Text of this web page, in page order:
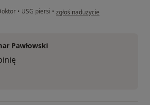
• USG piersi • w opinii użytkownika Beata
zgłoś nadużycie
Pawłowski